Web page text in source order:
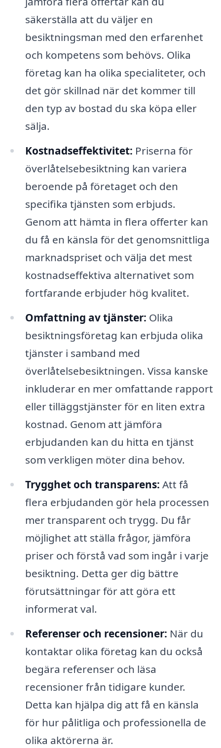
säkerställa att du väljer en
besiktningsman med den erfarenhet
och kompetens som behövs. Olika
företag kan ha olika specialiteter, och
det gör skillnad när det kommer till
den typ av bostad du ska köpa eller
sälja.
Kostnadseffektivitet: Priserna för
överlåtelsebesiktning kan variera
beroende på företaget och den
specifika tjänsten som erbjuds.
Genom att hämta in flera offerter kan
du få en känsla för det genomsnittliga
marknadspriset och välja det mest
kostnadseffektiva alternativet som
fortfarande erbjuder hög kvalitet.
Omfattning av tjänster: Olika
besiktningsföretag kan erbjuda olika
tjänster i samband med
överlåtelsebesiktningen. Vissa kanske
inkluderar en mer omfattande rapport
eller tilläggstjänster för en liten extra
kostnad. Genom att jämföra
erbjudanden kan du hitta en tjänst
som verkligen möter dina behov.
Trygghet och transparens: Att få
flera erbjudanden gör hela processen
mer transparent och trygg. Du får
möjlighet att ställa frågor, jämföra
priser och förstå vad som ingår i varje
besiktning. Detta ger dig bättre
förutsättningar för att göra ett
informerat val.
Referenser och recensioner: När du
kontaktar olika företag kan du också
begära referenser och läsa
recensioner från tidigare kunder.
Detta kan hjälpa dig att få en känsla
för hur pålitliga och professionella de
olika aktörerna är.